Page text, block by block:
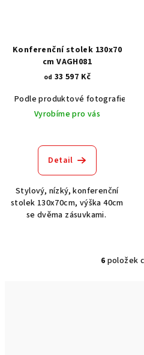
Konferenční stolek 130x70
cm VAGH081
od 33 597 Kč
Podle produktové fotografie
Vyrobíme pro vás
Detail
Stylový, nízký, konferenční
stolek 130x70cm, výška 40cm
se dvěma zásuvkami.
O
6 položek